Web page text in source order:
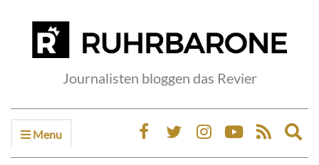
Journalisten bloggen das Revier
Menu